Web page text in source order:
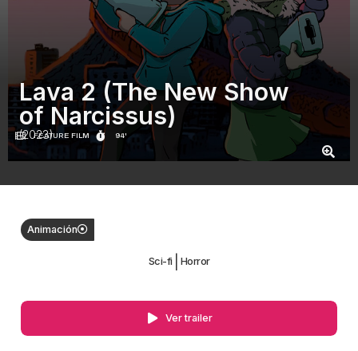
FEATURE FILM 94'
Lava 2 (The New Show
of Narcissus)
(2023)
Animación
Sci-fi Horror
Ver trailer